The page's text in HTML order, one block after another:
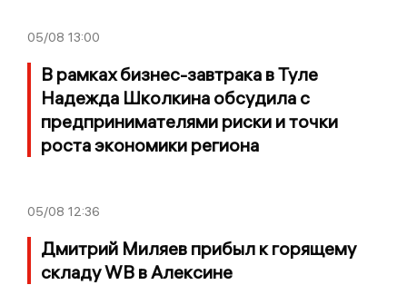
05/08 13:00
В рамках бизнес-завтрака в Туле
Надежда Школкина обсудила с
предпринимателями риски и точки
роста экономики региона
05/08 12:36
Дмитрий Миляев прибыл к горящему
складу WB в Алексине